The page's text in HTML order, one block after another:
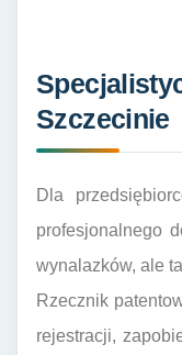
Szczecinie
Dla
profesjonalnego
wynalazków, ale
Rzecznik
rejestracji,